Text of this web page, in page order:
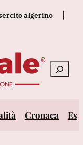
algerino Drone
Cerca
Cronaca